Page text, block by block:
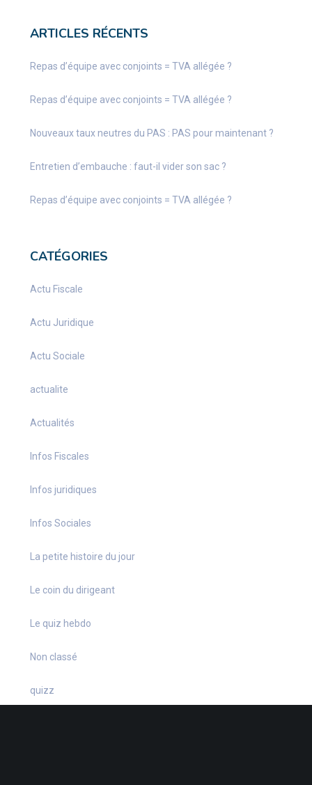
ARTICLES RÉCENTS
Repas d’équipe avec conjoints = TVA allégée ?
Repas d’équipe avec conjoints = TVA allégée ?
Nouveaux taux neutres du PAS : PAS pour maintenant ?
Entretien d’embauche : faut-il vider son sac ?
Repas d’équipe avec conjoints = TVA allégée ?
CATÉGORIES
Actu Fiscale
Actu Juridique
Actu Sociale
actualite
Actualités
Infos Fiscales
Infos juridiques
Infos Sociales
La petite histoire du jour
Le coin du dirigeant
Le quiz hebdo
Non classé
quizz